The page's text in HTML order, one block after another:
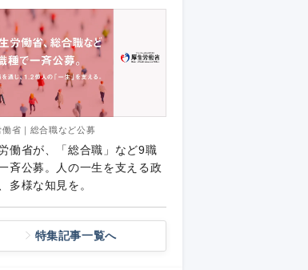
働省｜総合職など公募
働省が、「総合職」など9職
斉公募。人の一生を支える政
多様な知見を。
特集記事一覧へ